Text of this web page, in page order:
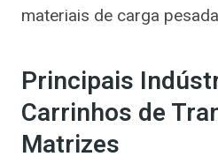
materiais de carga
Principais
Carrinhos de
Matrizes